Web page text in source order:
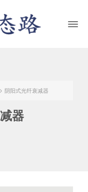
阴阳式光纤衰减器
器